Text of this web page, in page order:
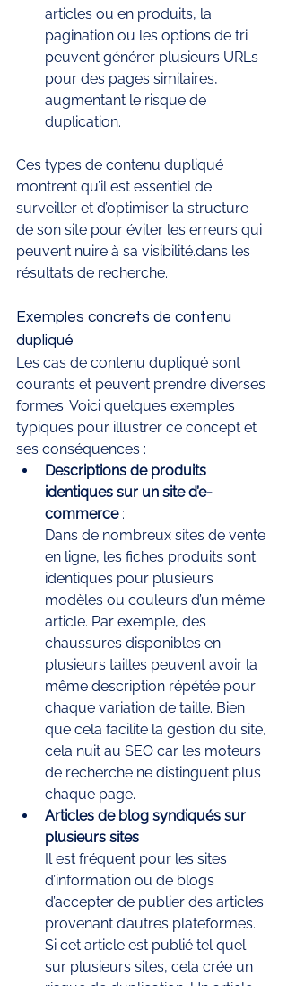
articles ou en produits, la
pagination ou les options de tri
peuvent générer plusieurs URLs
pour des pages similaires,
augmentant le risque de
duplication.
Ces types de contenu dupliqué
montrent qu’il est essentiel de
surveiller et d’optimiser la structure
de son site pour éviter les erreurs qui
peuvent nuire à sa visibilité.dans les
résultats de recherche.
Exemples concrets de contenu
dupliqué
Les cas de contenu dupliqué sont
courants et peuvent prendre diverses
formes. Voici quelques exemples
typiques pour illustrer ce concept et
ses conséquences :
Descriptions de produits
identiques sur un site d’e-
commerce :
Dans de nombreux sites de vente
en ligne, les fiches produits sont
identiques pour plusieurs
modèles ou couleurs d’un même
article. Par exemple, des
chaussures disponibles en
plusieurs tailles peuvent avoir la
même description répétée pour
chaque variation de taille. Bien
que cela facilite la gestion du site,
cela nuit au SEO car les moteurs
de recherche ne distinguent plus
chaque page.
Articles de blog syndiqués sur
plusieurs sites :
Il est fréquent pour les sites
d’information ou de blogs
d’accepter de publier des articles
provenant d’autres plateformes.
Si cet article est publié tel quel
sur plusieurs sites, cela crée un